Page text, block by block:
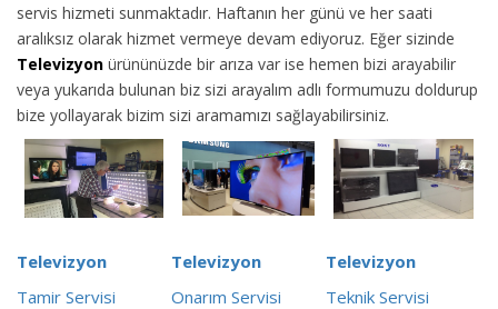
servis hizmeti sunmaktadır. Haftanın her günü ve her saati
aralıksız olarak hizmet vermeye devam ediyoruz. Eğer sizinde
Televizyon ürününüzde bir arıza var ise hemen bizi arayabilir
veya yukarıda bulunan biz sizi arayalım adlı formumuzu doldurup
bize yollayarak bizim sizi aramamızı sağlayabilirsiniz.
Televizyon
Tamir Servisi
Televizyon
Onarım Servisi
Televizyon
Teknik Servisi